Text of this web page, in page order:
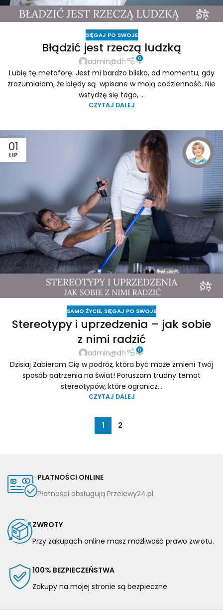
SIĘGAJ PO SWOJE
Błądzić jest rzeczą ludzką
admin@dh 0
Lubię tę metaforę. Jest mi bardzo bliska, od momentu, gdy
zrozumiałam, że błędy są wpisane w moją codzienność. Nie
wstydzę się tego, ...
CZYTAJ DALEJ
01
LIP
SAMO ŻYCIE, SIĘGAJ PO SWOJE
Stereotypy i uprzedzenia – jak sobie
z nimi radzić
admin@dh 0
Dzisiaj Zabieram Cię w podróż, która być może zmieni Twój
sposób patrzenia na świat! Poruszam trudny temat
stereotypów, które ogranicz...
CZYTAJ DALEJ
1 2
PŁATNOŚCI ONLINE
Płatności obsługują Przelewy24.pl
ZWROTY
Przy zakupach online masz możliwość prawo zwrotu.
100% BEZPIECZEŃSTWA
Zakupy na mojej stronie są bezpieczne